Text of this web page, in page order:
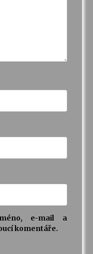
e-mail a
komentáře.